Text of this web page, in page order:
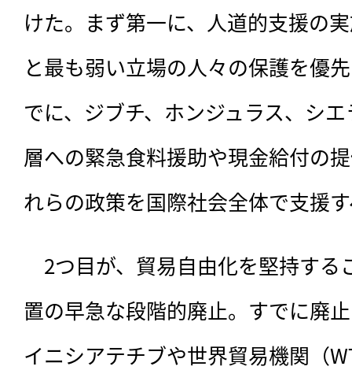
けた。まず第一に、人道的支援の
と最も弱い立場の人々の保護を優
でに、ジブチ、ホンジュラス、シ
層への緊急食料援助や現金給付の
れらの政策を国際社会全体で支援
2つ目が、貿易自由化を堅持する
置の早急な段階的廃止。すでに廃
イニシアテチブや世界貿易機関（